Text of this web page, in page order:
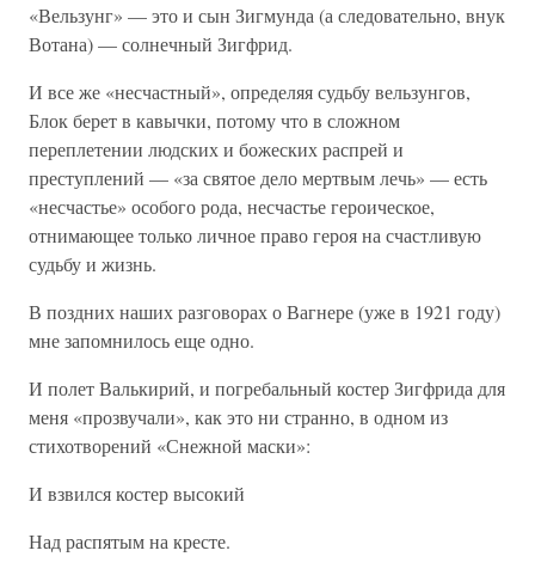
«Вельзунг» — это и сын Зигмунда (а следовательно, внук
Вотана) — солнечный Зигфрид.
И все же «несчастный», определяя судьбу вельзунгов,
Блок берет в кавычки, потому что в сложном
переплетении людских и божеских распрей и
преступлений — «за святое дело мертвым лечь» — есть
«несчастье» особого рода, несчастье героическое,
отнимающее только личное право героя на счастливую
судьбу и жизнь.
В поздних наших разговорах о Вагнере (уже в 1921 году)
мне запомнилось еще одно.
И полет Валькирий, и погребальный костер Зигфрида для
меня «прозвучали», как это ни странно, в одном из
стихотворений «Снежной маски»:
И взвился костер высокий
Над распятым на кресте.